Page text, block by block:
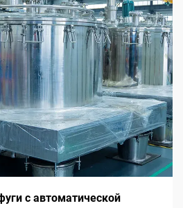
с автоматической